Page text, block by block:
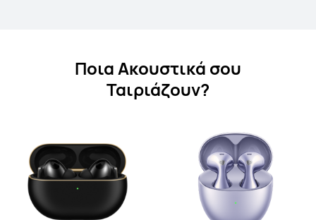
Ποια Ακουστικά σου
Ταιριάζουν?